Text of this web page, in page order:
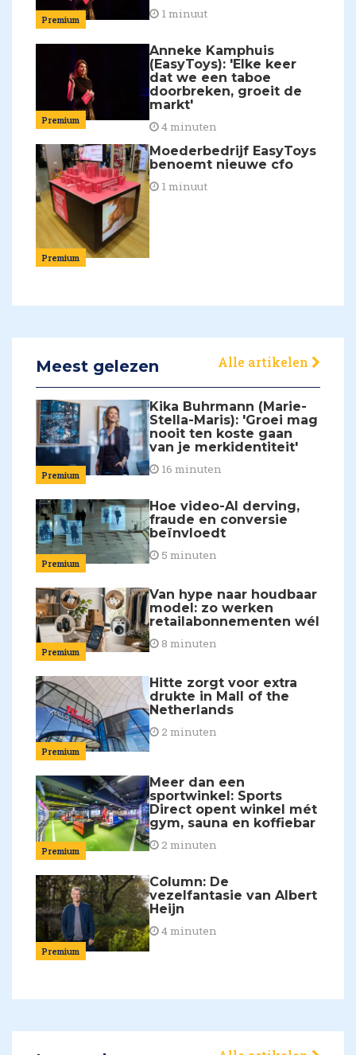
Premium 1 minuut
Premium
Anneke Kamphuis
(EasyToys): 'Elke keer
dat we een taboe
doorbreken, groeit de
markt'
4 minuten
Premium
Moederbedrijf EasyToys
benoemt nieuwe cfo
1 minuut
Meest gelezen Alle artikelen
Premium
Kika Buhrmann (Marie-
Stella-Maris): 'Groei mag
nooit ten koste gaan
van je merkidentiteit'
16 minuten
Premium
Hoe video-AI derving,
fraude en conversie
beïnvloedt
5 minuten
Premium
Van hype naar houdbaar
model: zo werken
retailabonnementen wél
8 minuten
Premium
Hitte zorgt voor extra
drukte in Mall of the
Netherlands
2 minuten
Premium
Meer dan een
sportwinkel: Sports
Direct opent winkel mét
gym, sauna en koffiebar
2 minuten
Premium
Column: De
vezelfantasie van Albert
Heijn
4 minuten